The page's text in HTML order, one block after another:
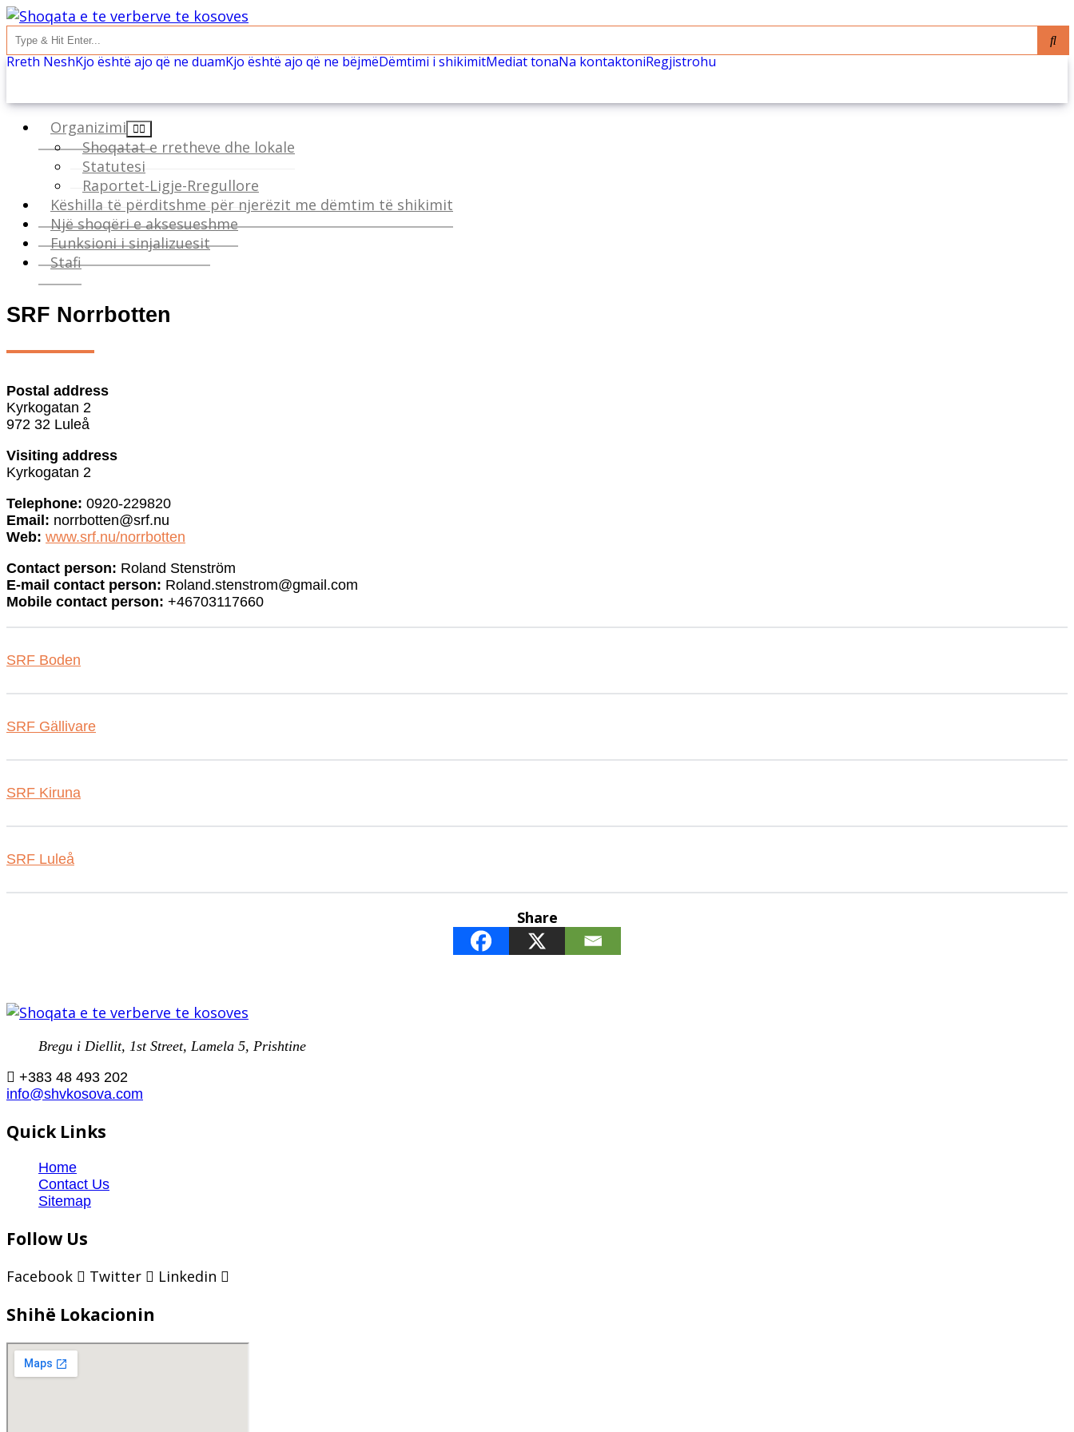
Rreth NeshKjo është ajo që ne duamKjo është ajo që ne bëjmëDëmtimi i shikimitMediat tonaNa kontaktoniRegjistrohu
Organizimi
Shoqatat e rretheve dhe lokale
Statutesi
Raportet-Ligje-Rregullore
Këshilla të përditshme për njerëzit me dëmtim të shikimit
Një shoqëri e aksesueshme
Funksioni i sinjalizuesit
Stafi
SRF Norrbotten
Postal address
Kyrkogatan 2
972 32 Luleå
Visiting address
Kyrkogatan 2
Telephone: 0920-229820
Email: norrbotten@srf.nu
Web: www.srf.nu/norrbotten
Contact person: Roland Stenström
E-mail contact person: Roland.stenstrom@gmail.com
Mobile contact person: +46703117660
SRF Boden
SRF Gällivare
SRF Kiruna
SRF Luleå
Share
Bregu i Diellit, 1st Street, Lamela 5, Prishtine
+383 48 493 202
info@shvkosova.com
Quick Links
Home
Contact Us
Sitemap
Follow Us
Facebook Twitter Linkedin
Shihë Lokacionin